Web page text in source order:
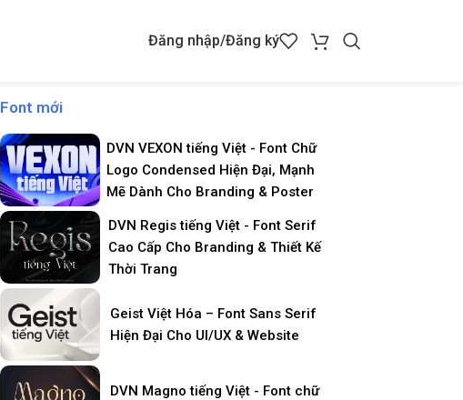
Đăng nhập/Đăng ký
Font mới
DVN VEXON tiếng Việt - Font Chữ
Logo Condensed Hiện Đại, Mạnh
Mẽ Dành Cho Branding & Poster
DVN Regis tiếng Việt - Font Serif
Cao Cấp Cho Branding & Thiết Kế
Thời Trang
Geist Việt Hóa – Font Sans Serif
Hiện Đại Cho UI/UX & Website
DVN Magno tiếng Việt - Font chữ